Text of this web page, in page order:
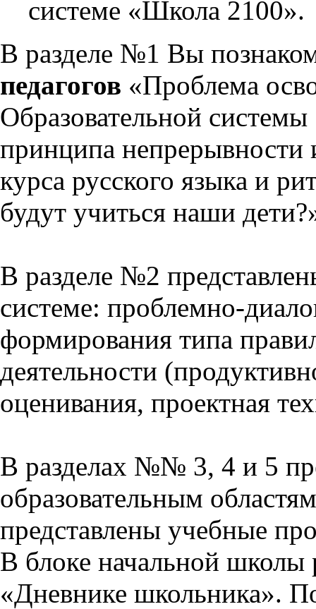
системе «Школа 2100».
В разделе №1 Вы
педагогов «Проблема
Образовательной
принципа непрерывности
курса русского языка и
будут учиться наши
В разделе №2
системе: проблемно-
формирования типа
деятельности
оценивания, проектная
В разделах №№ 3, 4 и 5
образовательным
представлены учебные
В блоке начальной школы
«Дневнике школьника».